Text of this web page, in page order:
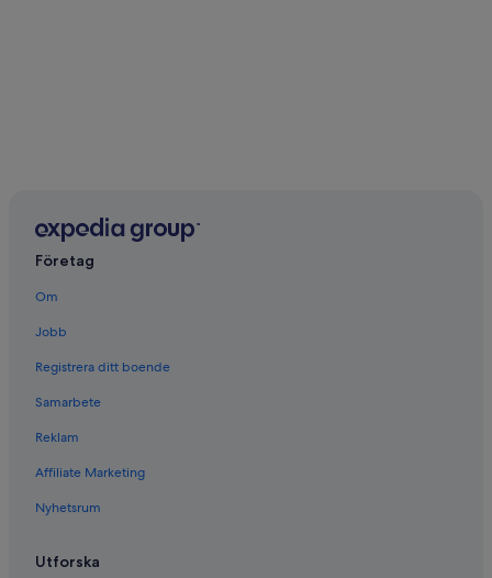
Företag
Om
Jobb
Registrera ditt boende
Samarbete
Reklam
Affiliate Marketing
Nyhetsrum
Utforska